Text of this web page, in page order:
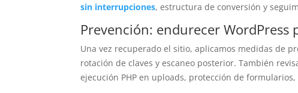
sin interrupciones, estructura de conversión y
Prevención: endurecer WordPress
Una vez recuperado el sitio, aplicamos medidas de
rotación de claves y escaneo posterior. También
ejecución PHP en uploads, protección de